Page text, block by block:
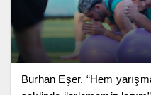
Burhan Eşer, “Hem